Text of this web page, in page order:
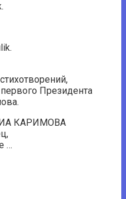
Президента
КАРИМОВА
…